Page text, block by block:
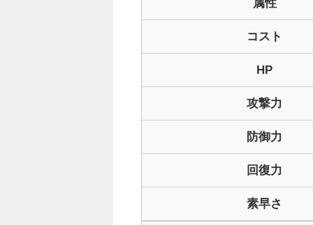
属性
コスト
HP
攻撃力
防御力
回復力
素早さ